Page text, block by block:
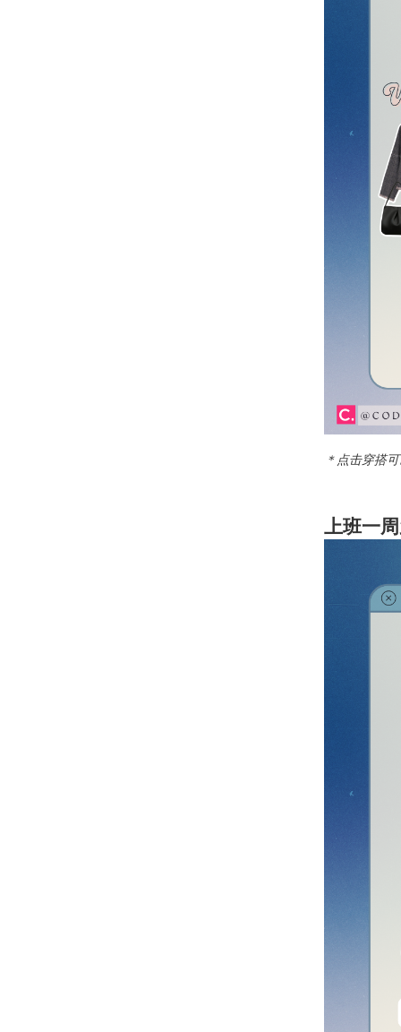
＊点击穿搭
上班一